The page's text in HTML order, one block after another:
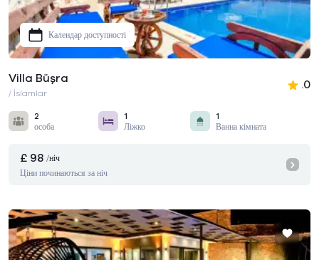
Календар доступності
Villa Büşra
/ İslamlar
.0
2
особа
1
Ліжко
1
Ванна кімната
£ 98 /ніч
Ціни починаються за ніч